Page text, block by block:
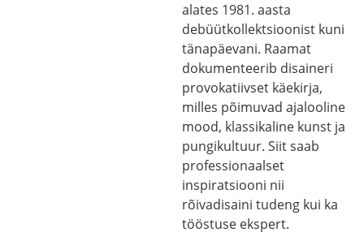
alates 1981. aasta
debüütkollektsioonist kuni
tänapäevani. Raamat
dokumenteerib disaineri
provokatiivset käekirja,
milles põimuvad ajalooline
mood, klassikaline kunst ja
pungikultuur. Siit saab
professionaalset
inspiratsiooni nii
rõivadisaini tudeng kui ka
tööstuse ekspert.